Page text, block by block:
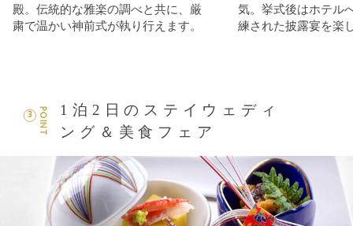
殿。伝統的な雅楽の調べと共に、厳
粛で温かい神前式が執り行えます。
気。挙式後はホテル
練された披露宴を楽
POINT
3
1泊2日のステイウェディ
ング＆美食フェア